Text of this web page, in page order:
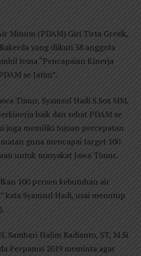
Minum (PDAM) Giri Tirta Gresik,
yang diikuti 38 anggota
tema “Pencapaian Kinerja
se Jatim”.
Timur, Syamsul Hadi S.Sos MM,
baik dan sehat PDAM se
juga memiliki tujuan percepatan
guna mencapai target 100
untuk masyakat Jawa Timur.
100 persen kebutuhan air
kata Syamsul Hadi, usai menutup
Sambari Halim Radianto, ST, M.Si
Perpamsi 2019 meminta agar